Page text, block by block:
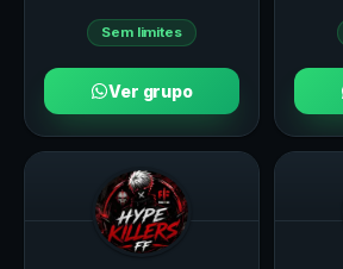
Sem limites
Ver grupo